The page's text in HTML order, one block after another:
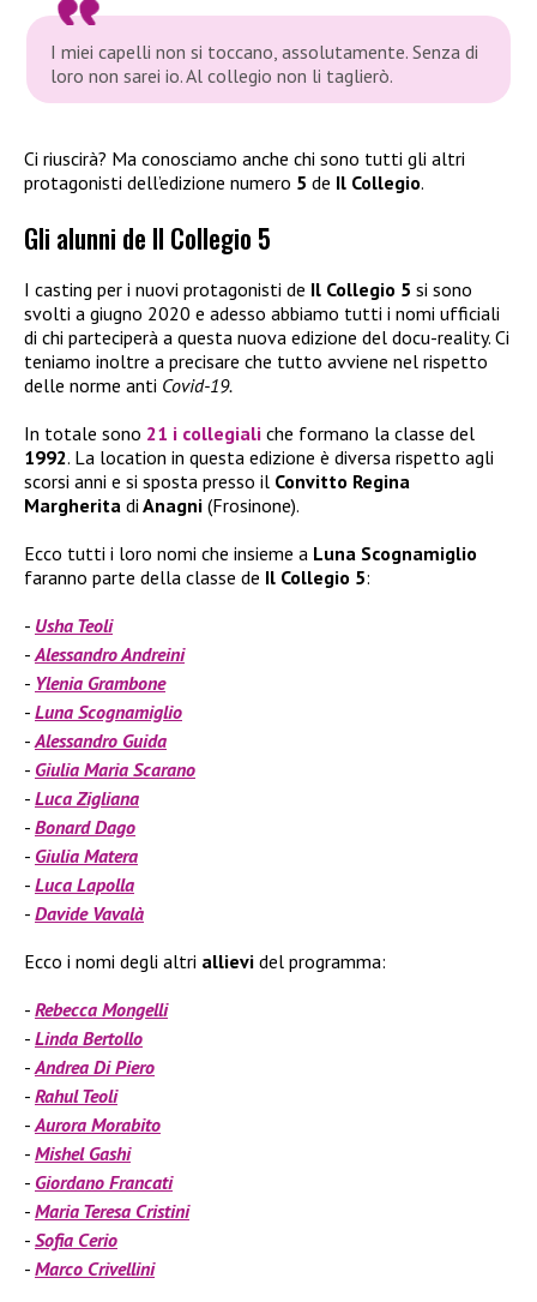
I miei capelli non si toccano, assolutamente. Senza di
loro non sarei io. Al collegio non li taglierò.
Ci riuscirà? Ma conosciamo anche chi sono tutti gli altri
protagonisti dell’edizione numero 5 de Il Collegio.
Gli alunni de Il Collegio 5
I casting per i nuovi protagonisti de Il Collegio 5 si sono
svolti a giugno 2020 e adesso abbiamo tutti i nomi ufficiali
di chi parteciperà a questa nuova edizione del docu-reality. Ci
teniamo inoltre a precisare che tutto avviene nel rispetto
delle norme anti Covid-19.
In totale sono 21 i collegiali che formano la classe del
1992. La location in questa edizione è diversa rispetto agli
scorsi anni e si sposta presso il Convitto Regina
Margherita di Anagni (Frosinone).
Ecco tutti i loro nomi che insieme a Luna Scognamiglio
faranno parte della classe de Il Collegio 5:
Usha Teoli
Alessandro Andreini
Ylenia Grambone
Luna Scognamiglio
Alessandro Guida
Giulia Maria Scarano
Luca Zigliana
Bonard Dago
Giulia Matera
Luca Lapolla
Davide Vavalà
Ecco i nomi degli altri allievi del programma:
Rebecca Mongelli
Linda Bertollo
Andrea Di Piero
Rahul Teoli
Aurora Morabito
Mishel Gashi
Giordano Francati
Maria Teresa Cristini
Sofia Cerio
Marco Crivellini